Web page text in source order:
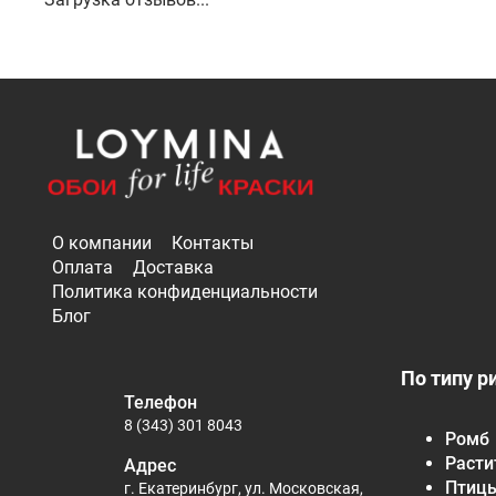
О компании
Контакты
Оплата
Доставка
Политика конфиденциальности
Блог
По типу
Ромб
Телефон
8 (343) 301 8043
Адрес
г. Екатеринбург, ул. Московская,